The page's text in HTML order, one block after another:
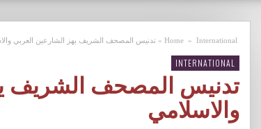
Home » International
» تدنيس المصحف الشريف يهز الشارعين العربي
INTERNATIONAL
تدنيس المصحف الشريف
والاسلامي